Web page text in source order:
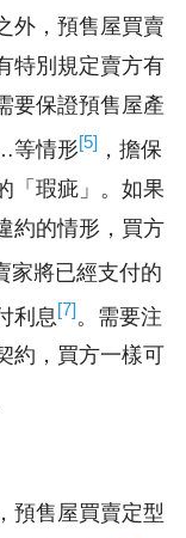
外，預售屋買賣
特別規定賣方有
要保證預售屋產
等情形[5] ，擔保
「瑕疵」。如果
約的情形，買方
家將已經支付的
利息[7]。需要注
約，買方一樣可
預售屋買賣定型